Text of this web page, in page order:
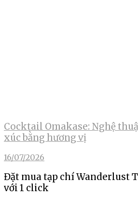
Cocktail Omakase: Nghệ
xúc bằng hương vị
16/07/2026
Đặt mua tạp chí Wanderlust
với 1 click